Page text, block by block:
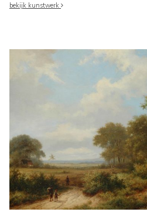
bekijk kunstwerk